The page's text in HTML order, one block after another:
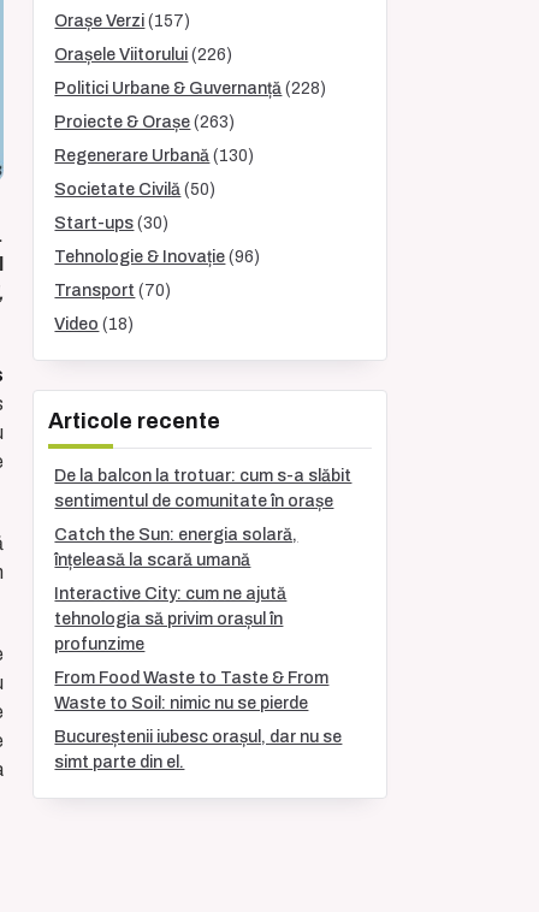
Orașe Verzi (157)
Orașele Viitorului (226)
Politici Urbane & Guvernanță (228)
Proiecte & Orașe (263)
Regenerare Urbană (130)
Societate Civilă (50)
Start-ups (30)
Tehnologie & Inovație (96)
Transport (70)
Video (18)
Articole recente
De la balcon la trotuar: cum s-a slăbit
sentimentul de comunitate în orașe
Catch the Sun: energia solară,
înțeleasă la scară umană
Interactive City: cum ne ajută
tehnologia să privim orașul în
profunzime
From Food Waste to Taste & From
Waste to Soil: nimic nu se pierde
Bucureștenii iubesc orașul, dar nu se
simt parte din el.